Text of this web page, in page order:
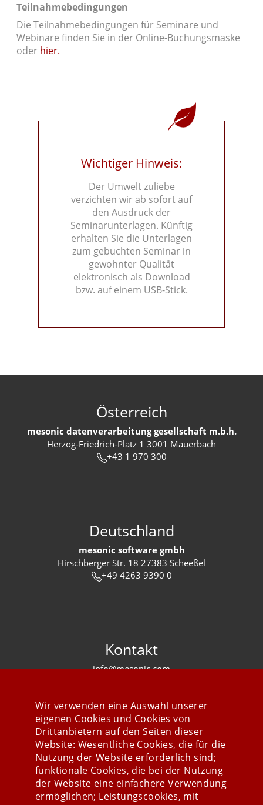
Teilnahmebedingungen
Die Teilnahmebedingungen für Seminare und
Webinare finden Sie in der Online-Buchungsmaske
oder hier.
Wichtiger Hinweis:
Der Umwelt zuliebe
verzichten wir ab sofort auf
den Ausdruck der
Seminarunterlagen. Künftig
erhalten Sie die Unterlagen
zum gebuchten Seminar in
gewohnter Qualität
elektronisch als Download
bzw. auf einem USB-Stick.
Österreich
mesonic datenverarbeitung gesellschaft m.b.h.
Herzog-Friedrich-Platz 1 3001 Mauerbach
+43 1 970 300
Deutschland
mesonic software gmbh
Hirschberger Str. 18 27383 Scheeßel
+49 4263 9390 0
Kontakt
info@mesonic.com
Stay connected
Wir verwenden eine Auswahl unserer
eigenen Cookies und Cookies von
Drittanbietern auf den Seiten dieser
Website: Wesentliche Cookies, die für die
Nutzung der Website erforderlich sind;
funktionale Cookies, die bei der Nutzung
der Website eine einfachere Verwendung
ermöglichen; Leistungscookies, mit